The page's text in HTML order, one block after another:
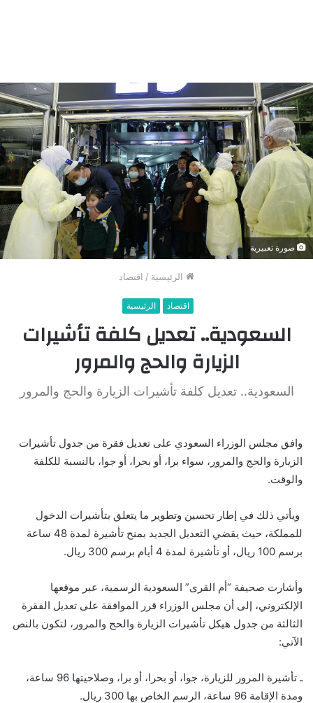
صورة تعبيرية
الرئيسية / اقتصاد
اقتصاد الرئيسية
السعودية.. تعديل كلفة تأشيرات
الزيارة والحج والمرور
السعودية.. تعديل كلفة تأشيرات الزيارة والحج والمرور
وافق مجلس الوزراء السعودي على تعديل فقرة من جدول تأشيرات
الزيارة والحج والمرور، سواء برا، أو بحرا، أو جوا، بالنسبة للكلفة
والوقت.
ويأتي ذلك في إطار تحسين وتطوير ما يتعلق بتأشيرات الدخول
للمملكة، حيث يقضي التعديل الجديد بمنح تأشيرة لمدة 48 ساعة
برسم 100 ريال، أو تأشيرة لمدة 4 أيام برسم 300 ريال.
وأشارت صحيفة “أم القرى” السعودية الرسمية، عبر موقعها
الإلكتروني، إلى أن مجلس الوزراء قرر الموافقة على تعديل الفقرة
الثالثة من جدول هيكل تأشيرات الزيارة والحج والمرور، لتكون بالنص
الآتي:
ـ تأشيرة المرور للزيارة، جوا، أو بحرا، أو برا، وصلاحيتها 96 ساعة،
ومدة الإقامة 96 ساعة، الرسم الخاص بها 300 ريال.